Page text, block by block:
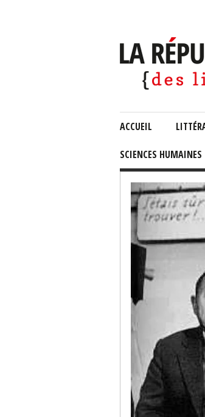
ACCUEIL
SCIENCES HUMAINES